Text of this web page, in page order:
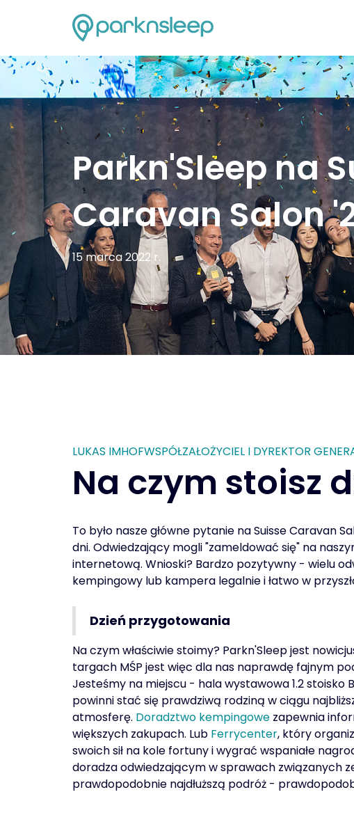
Parkn'Sleep na
Caravan Salon
15 marca 2022 r.
LUKAS IMHOFWSPÓŁZAŁOŻYCIEL I DYREKTOR
Na czym stoisz
To było nasze główne pytanie na Suisse Caravan
dni. Odwiedzający mogli "zameldować się" na
internetową. Wnioski? Bardzo pozytywny - wielu
kempingowy lub kampera legalnie i łatwo w
Dzień przygotowania
Na czym właściwie stoimy? Parkn'Sleep jest
targach MŚP jest więc dla nas naprawdę fajnym
Jesteśmy na miejscu - hala wystawowa 1.2 stoisko
powinni stać się prawdziwą rodziną w ciągu
atmosferę. Doradztwo kempingowe zapewnia
większych zakupach. Lub Ferrycenter, który
swoich sił na kole fortuny i wygrać wspaniałe
doradza odwiedzającym w sprawach związanych
prawdopodobnie najdłuższą podróż -